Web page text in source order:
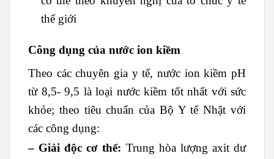
thế giới
Công dụng của nước ion kiềm
Theo các chuyên gia y tế, nước ion kiềm pH
từ 8,5- 9,5 là loại nước kiềm tốt nhất với sức
khỏe; theo tiêu chuẩn của Bộ Y tế Nhật với
các công dụng:
– Giải độc cơ thể: Trung hòa lượng axit dư